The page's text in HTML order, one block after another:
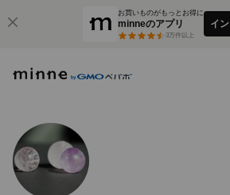
お買いものがもっとお得に
minneのアプリ
3万件以上
イ